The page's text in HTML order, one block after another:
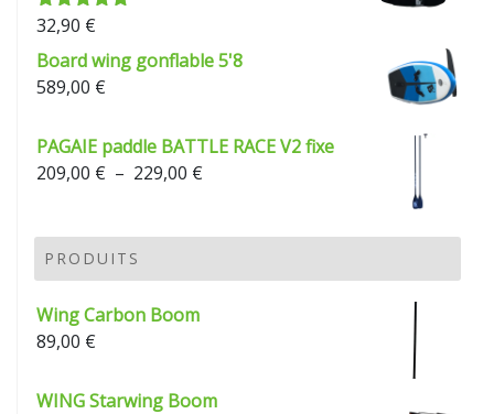
Note 5.00
32,90 €
Board wing gonflable 5'8
589,00 €
PAGAIE paddle BATTLE RACE V2 fixe
209,00 € – 229,00 €
à
PRODUITS
Wing Carbon Boom
89,00 €
WING Starwing Boom